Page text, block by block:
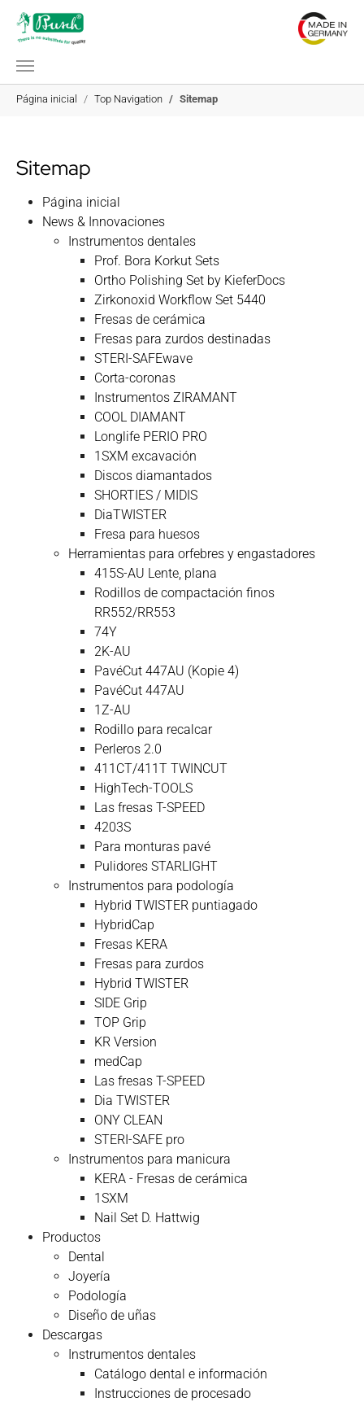
Saltar al contenido principal
Estás aquí:
Página inicial
Top Navigation Sitemap
Sitemap
Página inicial
News & Innovaciones
Instrumentos dentales
Prof. Bora Korkut Sets
Ortho Polishing Set by KieferDocs
Zirkonoxid Workflow Set 5440
Fresas de cerámica
Fresas para zurdos destinadas
STERI-SAFEwave
Corta-coronas
Instrumentos ZIRAMANT
COOL DIAMANT
Longlife PERIO PRO
1SXM excavación
Discos diamantados
SHORTIES / MIDIS
DiaTWISTER
Fresa para huesos
Herramientas para orfebres y engastadores
415S-AU Lente, plana
Rodillos de compactación finos
RR552/RR553
74Y
2K-AU
PavéCut 447AU (Kopie 4)
PavéCut 447AU
1Z-AU
Rodillo para recalcar
Perleros 2.0
411CT/411T TWINCUT
HighTech-TOOLS
Las fresas T-SPEED
4203S
Para monturas pavé
Pulidores STARLIGHT
Instrumentos para podología
Hybrid TWISTER puntiagado
HybridCap
Fresas KERA
Fresas para zurdos
Hybrid TWISTER
SIDE Grip
TOP Grip
KR Version
medCap
Las fresas T-SPEED
Dia TWISTER
ONY CLEAN
STERI-SAFE pro
Instrumentos para manicura
KERA - Fresas de cerámica
1SXM
Nail Set D. Hattwig
Productos
Dental
Joyería
Podología
Diseño de uñas
Descargas
Instrumentos dentales
Catálogo dental e información
Instrucciones de procesado